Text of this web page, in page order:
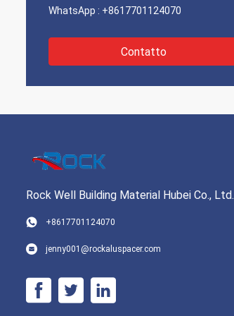
WhatsApp : +8617701124070
Contatto
Rock Well Building Material Hubei Co., Ltd.
+8617701124070
jenny001@rockaluspacer.com